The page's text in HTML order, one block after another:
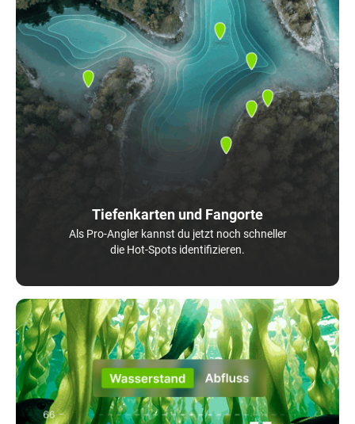
Tiefenkarten und Fangorte
Als Pro-Angler kannst du jetzt noch schneller
die Hot-Spots identifizieren.